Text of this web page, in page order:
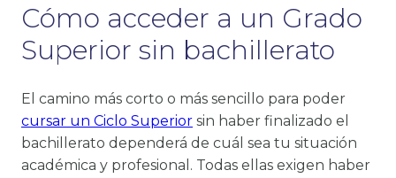
Cómo acceder a un Grado
Superior sin bachillerato
El camino más corto o más sencillo para poder
cursar un Ciclo Superior sin haber finalizado el
bachillerato dependerá de cuál sea tu situación
académica y profesional. Todas ellas exigen haber